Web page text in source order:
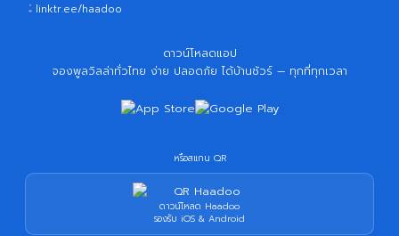
linktr.ee/haadoo
ดาวน์โหลดแอป
จองพูลวิลล่าทั่วไทย ง่าย ปลอดภัย ได้บ้านชัวร์ — ทุกที่ทุกเวลา
หรือสแกน QR
ดาวน์โหลด Haadoo
รองรับ iOS & Android